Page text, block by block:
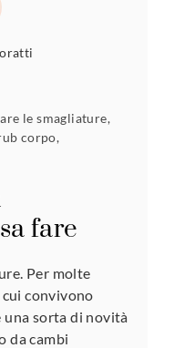
le smagliature,
corpo,
fare
Per molte
convivono
una sorta di novità
da cambi